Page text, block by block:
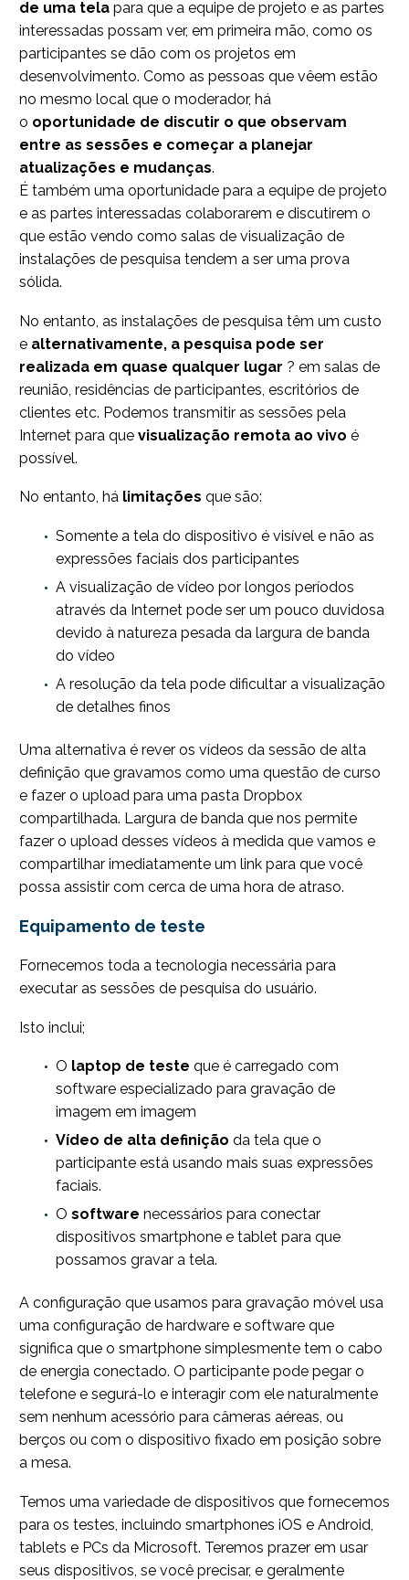
de uma tela para que a equipe de projeto e as partes
interessadas possam ver, em primeira mão, como os
participantes se dão com os projetos em
desenvolvimento. Como as pessoas que vêem estão
no mesmo local que o moderador, há
o oportunidade de discutir o que observam
entre as sessões e começar a planejar
atualizações e mudanças.
É também uma oportunidade para a equipe de projeto
e as partes interessadas colaborarem e discutirem o
que estão vendo como salas de visualização de
instalações de pesquisa tendem a ser uma prova
sólida.
No entanto, as instalações de pesquisa têm um custo
e alternativamente, a pesquisa pode ser
realizada em quase qualquer lugar ? em salas de
reunião, residências de participantes, escritórios de
clientes etc. Podemos transmitir as sessões pela
Internet para que visualização remota ao vivo é
possível.
No entanto, há limitações que são:
Somente a tela do dispositivo é visível e não as
expressões faciais dos participantes
A visualização de vídeo por longos períodos
através da Internet pode ser um pouco duvidosa
devido à natureza pesada da largura de banda
do vídeo
A resolução da tela pode dificultar a visualização
de detalhes finos
Uma alternativa é rever os vídeos da sessão de alta
definição que gravamos como uma questão de curso
e fazer o upload para uma pasta Dropbox
compartilhada. Largura de banda que nos permite
fazer o upload desses vídeos à medida que vamos e
compartilhar imediatamente um link para que você
possa assistir com cerca de uma hora de atraso.
Equipamento de teste
Fornecemos toda a tecnologia necessária para
executar as sessões de pesquisa do usuário.
Isto inclui;
O laptop de teste que é carregado com
software especializado para gravação de
imagem em imagem
Vídeo de alta definição da tela que o
participante está usando mais suas expressões
faciais.
O software necessários para conectar
dispositivos smartphone e tablet para que
possamos gravar a tela.
A configuração que usamos para gravação móvel usa
uma configuração de hardware e software que
significa que o smartphone simplesmente tem o cabo
de energia conectado. O participante pode pegar o
telefone e segurá-lo e interagir com ele naturalmente
sem nenhum acessório para câmeras aéreas, ou
berços ou com o dispositivo fixado em posição sobre
a mesa.
Temos uma variedade de dispositivos que fornecemos
para os testes, incluindo smartphones iOS e Android,
tablets e PCs da Microsoft. Teremos prazer em usar
seus dispositivos, se você precisar, e geralmente